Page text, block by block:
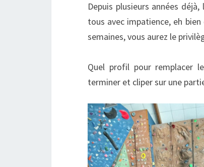
Depuis plusieurs années
tous avec impatience, eh
semaines, vous aurez le
Quel profil pour remplacer
terminer et cliper sur une